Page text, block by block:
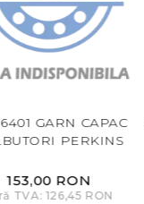
GARN CAPAC
PERKINS
153,00 RON
TVA: 126,45 RON